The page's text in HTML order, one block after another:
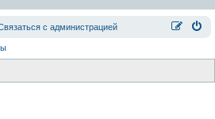
с администрацией